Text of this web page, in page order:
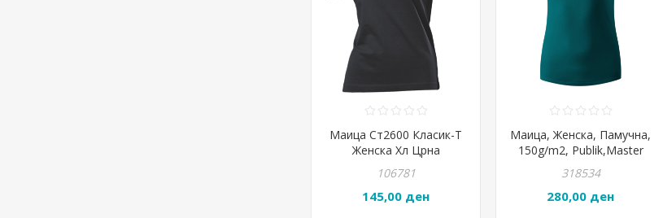
Маица Ст2600 Класик-Т
Женска Хл Црна
106781
145,00 ден
Маица, Женска, Памучна,
150g/m2, Publik,Master
Lady, 50.051.57-
XXL,Петрол зелена
318534
280,00 ден